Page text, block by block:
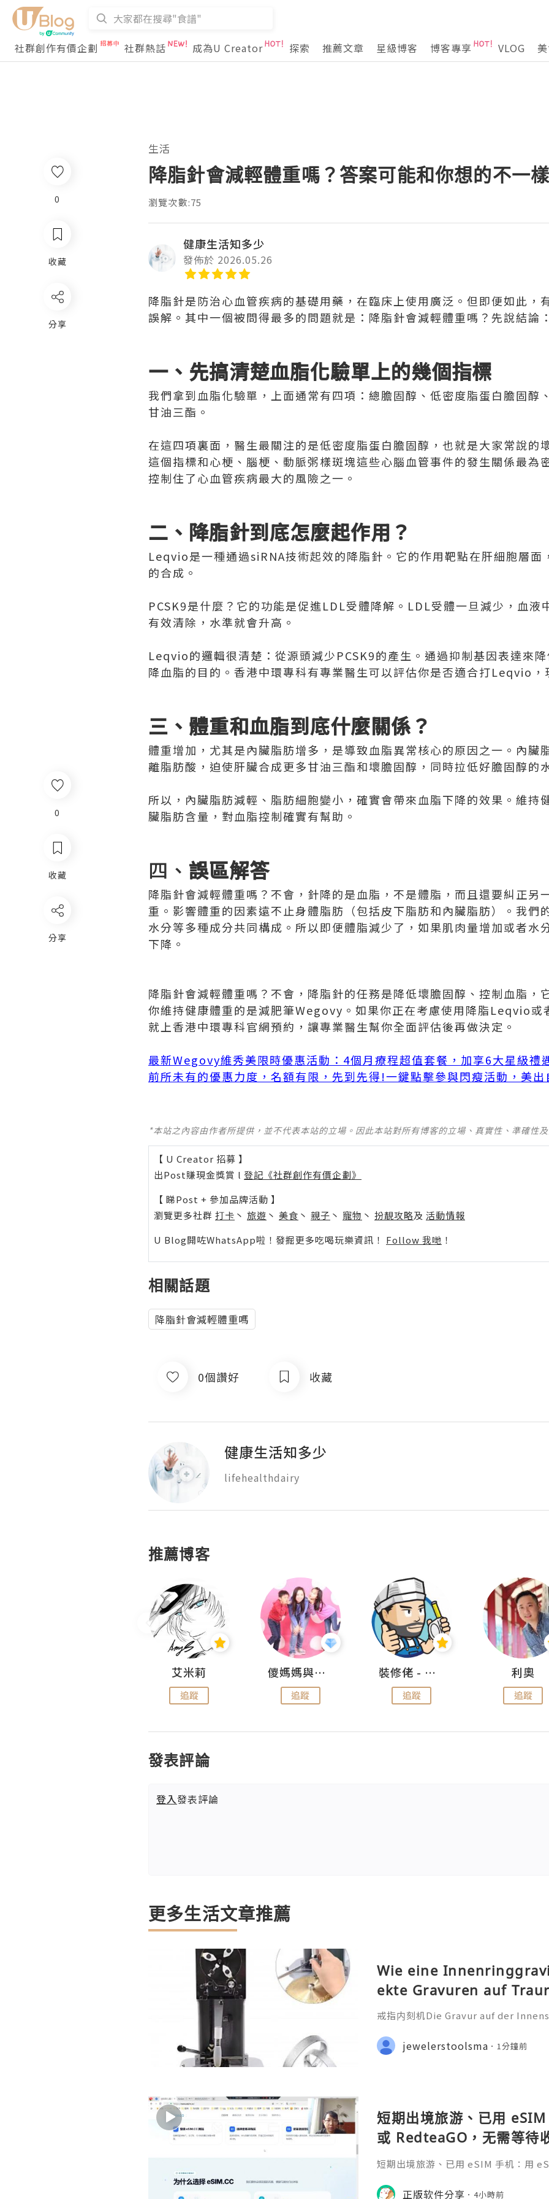
社群創作有價企劃 社群熱話 成為U Creator 探索 推薦文章 星級博客 博客專享 VLOG
0
收藏
分享
生活
降脂針會減輕體重嗎？答案可能和你想的不一
瀏覽次數:75
健康生活知多少
發佈於 2026.05.26
降脂針是防治心血管疾病的基礎用藥，在臨床上使用廣泛。但即便如此，
誤解。其中一個被問得最多的問題就是：降脂針會減輕體重嗎？先說結論
一、先搞清楚血脂化驗單上的幾個指標
我們拿到血脂化驗單，上面通常有四項：總膽固醇、低密度脂蛋白膽固醇
甘油三酯。
在這四項裏面，醫生最關注的是低密度脂蛋白膽固醇，也就是大家常說的
這個指標和心梗、腦梗、動脈粥樣斑塊這些心腦血管事件的發生關係最為
控制住了心血管疾病最大的風險之一。
二、降脂針到底怎麼起作用？
Leqvio是一種通過siRNA技術起效的降脂針。它的作用靶點在肝細胞層面
的合成。
PCSK9是什麼？它的功能是促進LDL受體降解。LDL受體一旦減少，血液
有效清除，水準就會升高。
Leqvio的邏輯很清楚：從源頭減少PCSK9的產生。通過抑制基因表達來
降血脂的目的。香港中環專科有專業醫生可以評估你是否適合打Leqvio
三、體重和血脂到底什麼關係？
體重增加，尤其是內臟脂肪增多，是導致血脂異常核心的原因之一。內臟
離脂肪酸，迫使肝臟合成更多甘油三酯和壞膽固醇，同時拉低好膽固醇的
所以，內臟脂肪減輕、脂肪細胞變小，確實會帶來血脂下降的效果。維持
臟脂肪含量，對血脂控制確實有幫助。
四、 誤區解答
降脂針會減輕體重嗎？不會，針降的是血脂，不是體脂，而且還要糾正另
重。影響體重的因素遠不止身體脂肪（包括皮下脂肪和內臟脂肪）。我們
水分等多種成分共同構成。所以即便體脂減少了，如果肌肉量增加或者水
下降。
降脂針會減輕體重嗎？不會，降脂針的任務是降低壞膽固醇、控制血脂，
你維持健康體重的是減肥筆Wegovy。如果你正在考慮使用降脂Leqvio
就上香港中環專科官網預約，讓專業醫生幫你全面評估後再做決定。
最新Wegovy維秀美限時優惠活動：4個月療程超值套餐，加享6大星級禮
前所未有的優惠力度，名額有限，先到先得!一鍵點擊參與閃瘦活動，美
*本站之內容由作者所提供，並不代表本站的立場。因此本站對所有博客的立場、真實性、準確性
【 U Creator 招募 】
出Post賺現金獎賞 l 登記《社群創作有價企劃》
【 睇Post + 參加品牌活動 】
瀏覽更多社群 打卡 丶 旅遊 丶 美食 丶 親子 丶 寵物 丶 扮靚攻略及 活動情報
U Blog開咗WhatsApp啦！發掘更多吃喝玩樂資訊！ Follow 我哋 ！
相關話題
降脂針會減輕體重嗎
0個讚好 收藏
健康生活知多少
lifehealthdairy
推薦博客
艾米莉
追蹤
儍媽媽與兩隻小魔怪之家
追蹤
裝修佬 - 香港一站式網上裝修平台
追蹤
利奧
追蹤
發表評論
登入發表評論
更多生活文章推薦
Wie eine
ekte Gravuren auf
戒指内刻机Die Gravur auf der
iche Botschaft, die oft ein Datum,
nderen Satz oder ein Symb
jewelerstoolsma 1分鐘前
短期出境旅游、已用
或 RedteaGO，无需等待
码 + 通话短信”（如打车
短期出境旅游、已用 eSIM 手机：用
络）：优先 RedteaGO（明确提供通
正版软件分享 4小時前
0
收藏
分享